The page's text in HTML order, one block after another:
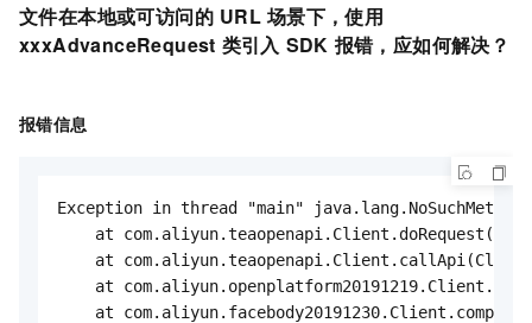
文件在本地或可访问的 URL 场景下，使用
xxxAdvanceRequest 类引入 SDK 报错，应如何解决？
报错信息
Exception in thread "main"
at
at
at
at